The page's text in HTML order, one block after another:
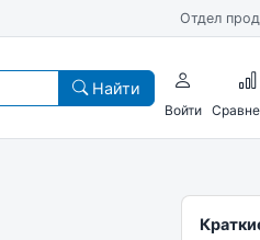
Отдел
Найти
Войти